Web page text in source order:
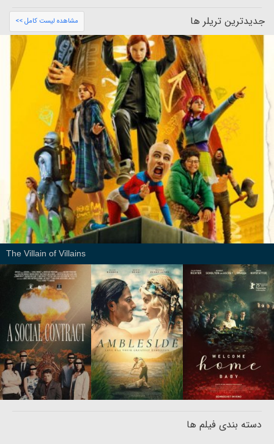
جدیدترین تریلر ها مشاهده لیست کامل >>
The Villain of Villains
دسته بندی فیلم ها